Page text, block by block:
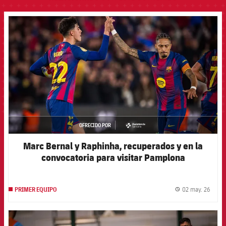
FCB Barcelona badge
OFRECIDO POR
asistencia
Marc Bernal y Raphinha, recuperados y en la
convocatoria para visitar Pamplona
PRIMER EQUIPO 02 may. 26
FCB Barcelona badge